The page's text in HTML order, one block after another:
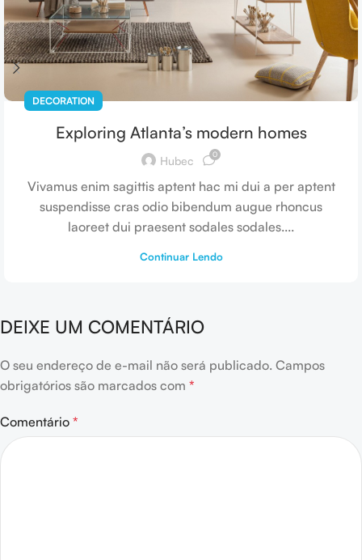
DECORATION
Exploring Atlanta’s modern homes
Hubec 0
Vivamus enim sagittis aptent hac mi dui a per aptent
suspendisse cras odio bibendum augue rhoncus
laoreet dui praesent sodales sodales....
Continuar Lendo
DEIXE UM COMENTÁRIO
O seu endereço de e-mail não será publicado. Campos
obrigatórios são marcados com *
Comentário *